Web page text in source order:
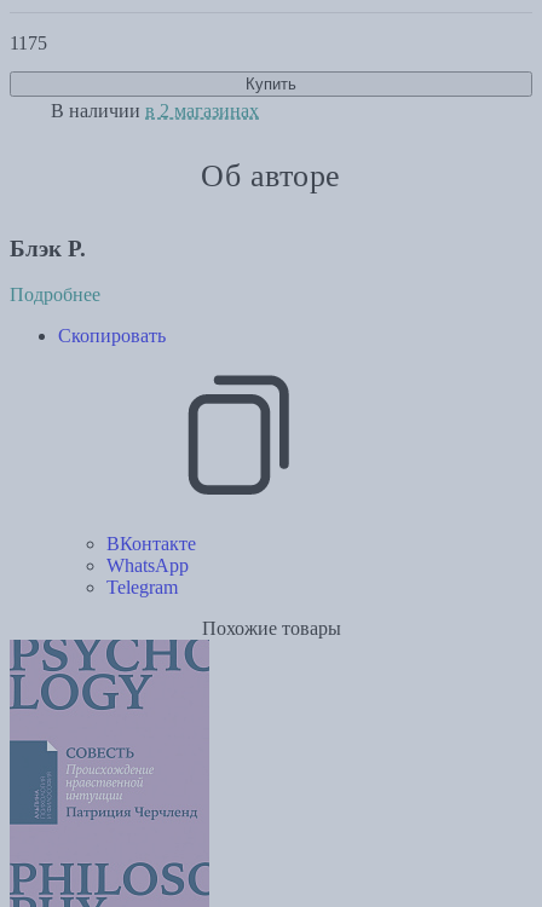
1175
Купить
В наличии в 2 магазинах
Об авторе
Блэк Р.
Подробнее
Скопировать
ВКонтакте
WhatsApp
Telegram
Похожие товары